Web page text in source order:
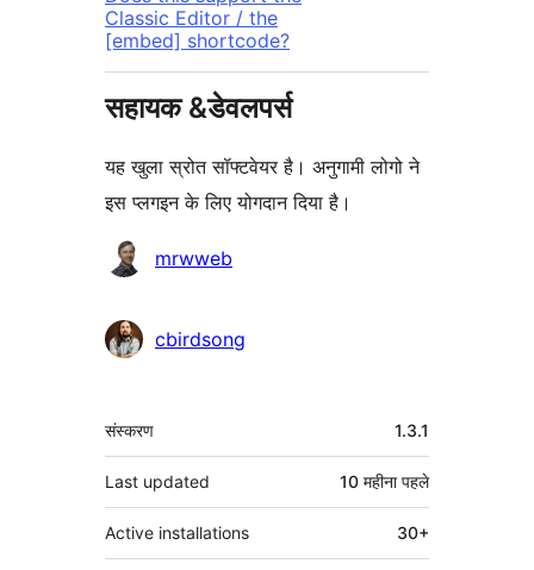
Classic Editor / the
[embed] shortcode?
सहायक &डेवलपर्स
यह खुला स्रोत सॉफ्टवेयर है। अनुगामी लोगो ने
इस प्लगइन के लिए योगदान दिया है।
योगदानकर्ताmrwweb
cbirdsong
मेटा
संस्करण 1.3.1
Last updated 10 महीनापहले
Active installations 30+